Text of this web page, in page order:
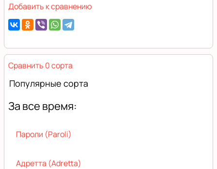
Добавить к сравнению
Сравнить 0 сорта
Популярные сорта
За все время:
Пароли (Paroli)
Адретта (Adretta)